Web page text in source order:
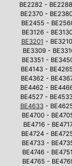
BE2282 -
BE2370 -
BE2455 -
BE3126 -
BE3201 -
BE3309 -
BE3351 -
BE4143 -
BE4362 -
BE4462 -
BE4527 -
BE4633-
BE4700 -
BE4716 -
BE4724 -
BE4733 -
BE4746 -
BE4765 -